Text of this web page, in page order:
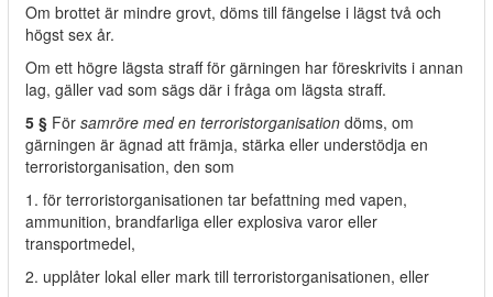
Om brottet är mindre grovt, döms till fängelse i lägst två och
högst sex år.
Om ett högre lägsta straff för gärningen har föreskrivits i annan
lag, gäller vad som sägs där i fråga om lägsta straff.
5 § För samröre med en terroristorganisation döms, om
gärningen är ägnad att främja, stärka eller understödja en
terroristorganisation, den som
1. för terroristorganisationen tar befattning med vapen,
ammunition, brandfarliga eller explosiva varor eller
transportmedel,
2. upplåter lokal eller mark till terroristorganisationen, eller